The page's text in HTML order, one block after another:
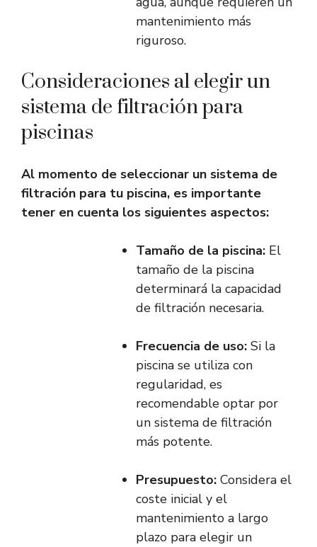
mantenimiento más
riguroso.
Consideraciones al elegir un
sistema de filtración para
piscinas
Al momento de seleccionar un sistema de
filtración para tu piscina, es importante
tener en cuenta los siguientes aspectos:
Tamaño de la piscina: El
tamaño de la piscina
determinará la capacidad
de filtración necesaria.
Frecuencia de uso: Si la
piscina se utiliza con
regularidad, es
recomendable optar por
un sistema de filtración
más potente.
Presupuesto: Considera el
coste inicial y el
mantenimiento a largo
plazo para elegir un